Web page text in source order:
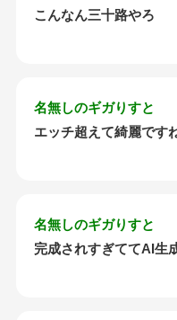
こんなん三十路やろ
名無しのギガりすと
エッチ超えて綺麗です
名無しのギガりすと
完成されすぎててAI生